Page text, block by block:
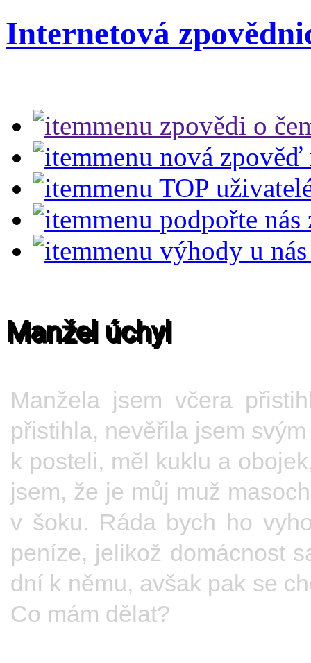
Internetová
zpovědi o
nová zpověď
TOP
podpořte nás
výhody u nás
Manžel úchyl
Manžela jsem včera
přistihla, nevěřila jsem
k posteli, měl kuklu a
jsem, že je můj muž
v šoku. Ráda bych ho
peníze, jelikož domácnost
dní k němu, avšak pak se
Co mám dělat?